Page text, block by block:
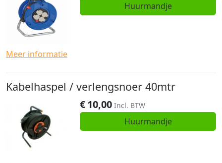
Huurmandje
Meer informatie
Kabelhaspel / verlengsnoer 40mtr
€10,00 Incl. BTW
Huurmandje